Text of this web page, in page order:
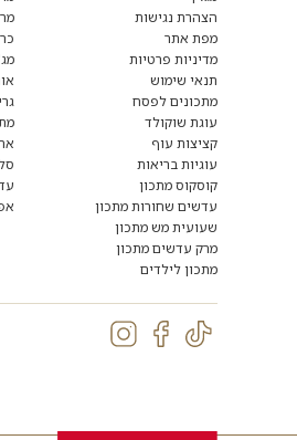
הצהרת נגישות
מפת אתר
מדיניות פרטיות
תנאי שימוש
מתכונים לפסח
עוגת שוקולד
קציצות עוף
עוגיות בריאות
קוסקוס מתכון
עדשים שחורות מתכון
שעועית מש מתכון
מרק עדשים מתכון
מתכון לילדים